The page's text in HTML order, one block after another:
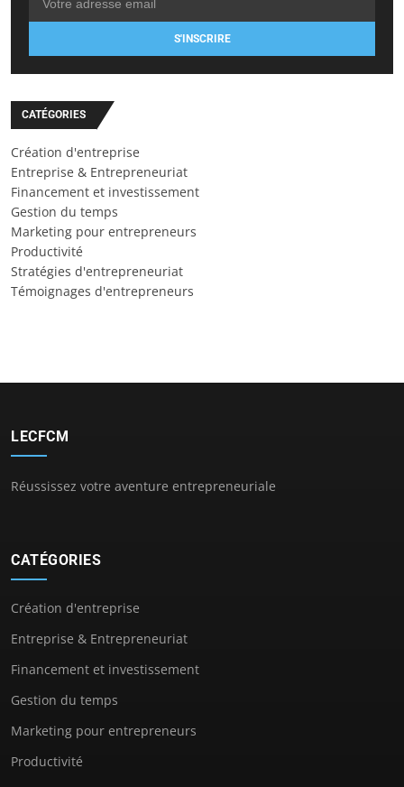
S'INSCRIRE
CATÉGORIES
Création d'entreprise
Entreprise & Entrepreneuriat
Financement et investissement
Gestion du temps
Marketing pour entrepreneurs
Productivité
Stratégies d'entrepreneuriat
Témoignages d'entrepreneurs
LECFCM
Réussissez votre aventure entrepreneuriale
CATÉGORIES
Création d'entreprise
Entreprise & Entrepreneuriat
Financement et investissement
Gestion du temps
Marketing pour entrepreneurs
Productivité